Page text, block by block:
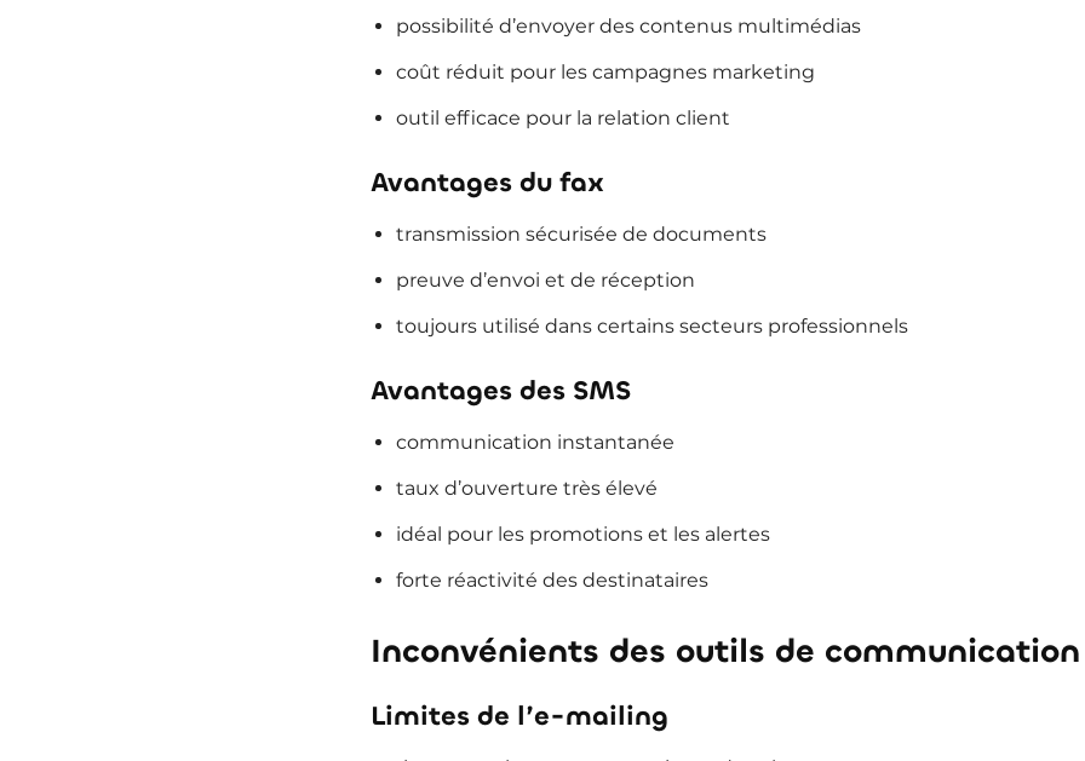
possibilité d’envoyer des contenus multimédias
coût réduit pour les campagnes marketing
outil efficace pour la relation client
Avantages du fax
transmission sécurisée de documents
preuve d’envoi et de réception
toujours utilisé dans certains secteurs professionnels
Avantages des SMS
communication instantanée
taux d’ouverture très élevé
idéal pour les promotions et les alertes
forte réactivité des destinataires
Inconvénients des outils de communication
Limites de l’e-mailing